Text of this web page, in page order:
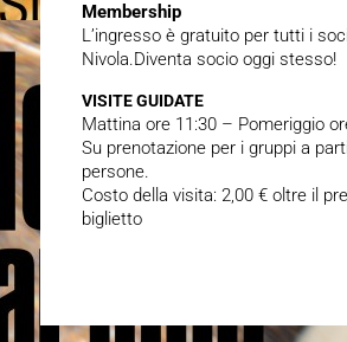
Membership
L’ingresso è gratuito per tutti i
Nivola.Diventa socio oggi stesso!
VISITE GUIDATE
Mattina ore 11:30 – Pomeriggio
Su prenotazione per i gruppi a
persone.
Costo della visita: 2,00 € oltre il
biglietto